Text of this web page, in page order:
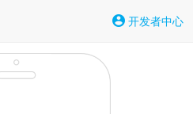
开发者中心